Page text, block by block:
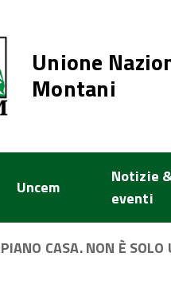
Unione
Montani
Uncem
Notizie
eventi
PIANO CASA. NON È